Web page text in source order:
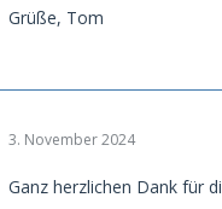
Grüße, Tom
3. November 2024
Ganz herzlichen Dank für